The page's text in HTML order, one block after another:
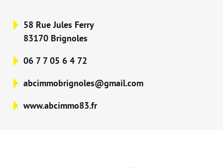
58 Rue Jules Ferry
83170 Brignoles
06 7 7 05 6 4 72
abcimmobrignoles@gmail.com
www.abcimmo83.fr